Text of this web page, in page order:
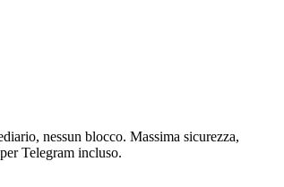
nessun blocco. Massima sicurezza,
Telegram incluso.